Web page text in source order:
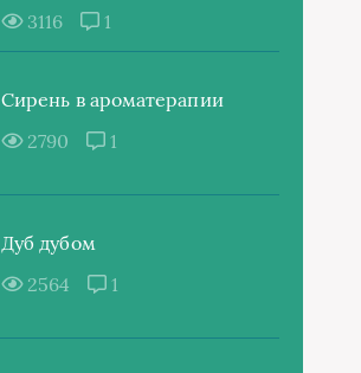
3116
1
Сирень в ароматерапии
2790
1
Дуб дубом
2564
1